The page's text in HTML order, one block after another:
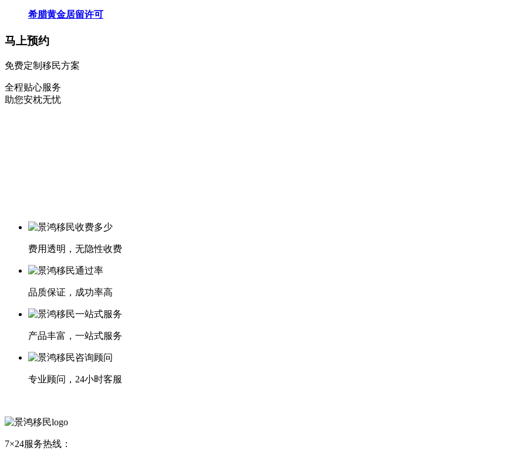
希腊黄金居留许可
马上预约
免费定制移民方案
全程贴心服务
助您安枕无忧
费用透明，无隐性收费
品质保证，成功率高
产品丰富，一站式服务
专业顾问，24小时客服
7×24服务热线：